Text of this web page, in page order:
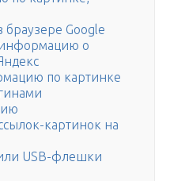
Google
о
по картинке
картинок на
USB-флешки